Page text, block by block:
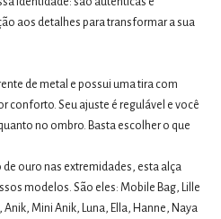
aos detalhes para transformar a sua
de metal e possui uma tira com
conforto. Seu ajuste é regulável e você
no ombro. Basta escolher o que
ouro nas extremidades, esta alça
modelos. São eles: Mobile Bag, Lille
Mini Anik, Luna, Ella, Hanne, Naya